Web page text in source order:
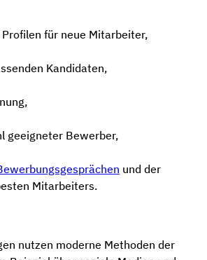
für neue Mitarbeiter,
Kandidaten,
geeigneter Bewerber,
und der
Mitarbeiters.
nutzen moderne Methoden der